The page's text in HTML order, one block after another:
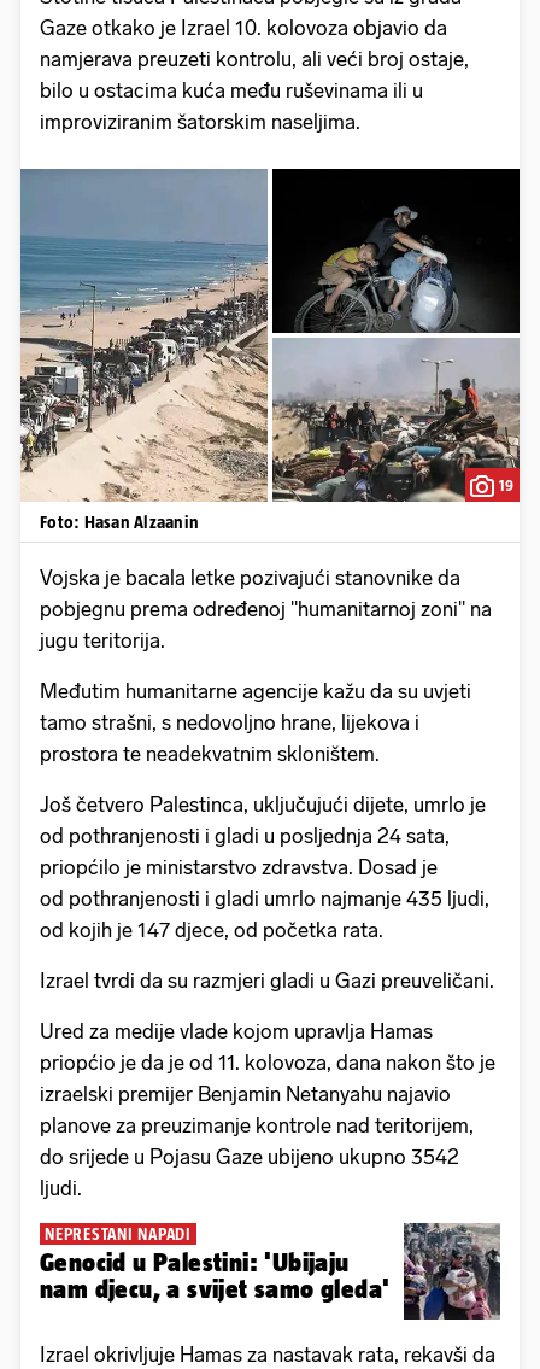
Gaze otkako je Izrael 10. kolovoza objavio da
namjerava preuzeti kontrolu, ali veći broj ostaje,
bilo u ostacima kuća među ruševinama ili u
improviziranim šatorskim naseljima.
19
Foto: Hasan Alzaanin
Vojska je bacala letke pozivajući stanovnike da
pobjegnu prema određenoj "humanitarnoj zoni" na
jugu teritorija.
Međutim humanitarne agencije kažu da su uvjeti
tamo strašni, s nedovoljno hrane, lijekova i
prostora te neadekvatnim skloništem.
Još četvero Palestinca, uključujući dijete, umrlo je
od pothranjenosti i gladi u posljednja 24 sata,
priopćilo je ministarstvo zdravstva. Dosad je
od pothranjenosti i gladi umrlo najmanje 435 ljudi,
od kojih je 147 djece, od početka rata.
Izrael tvrdi da su razmjeri gladi u Gazi preuveličani.
Ured za medije vlade kojom upravlja Hamas
priopćio je da je od 11. kolovoza, dana nakon što je
izraelski premijer Benjamin Netanyahu najavio
planove za preuzimanje kontrole nad teritorijem,
do srijede u Pojasu Gaze ubijeno ukupno 3542
ljudi.
NEPRESTANI NAPADI
Genocid u Palestini: 'Ubijaju
nam djecu, a svijet samo gleda'
Izrael okrivljuje Hamas za nastavak rata, rekavši da